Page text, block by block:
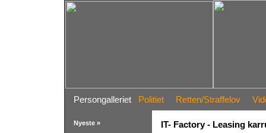
Persongalleriet Politiet Retten/Straffelov
Nyeste »
IT- Factory - Leasing